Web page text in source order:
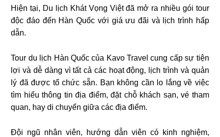
Hiện tại, Du lịch Khát Vọng Việt đã mở ra nhiều gói tour
độc đáo đến Hàn Quốc với giá ưu đãi và lịch trình hấp
dẫn.
Tour du lịch Hàn Quốc của Kavo Travel cung cấp sự tiện
lợi và dễ dàng vì tất cả các hoạt động, lịch trình và quản
lý đã được tổ chức sẵn. Bạn không cần lo lắng về việc
tìm hiểu thông tin địa điểm, đặt chỗ khách sạn, vé tham
quan, hay di chuyển giữa các địa điểm.
Đội ngũ nhân viên, hướng dẫn viên có kinh nghiệm,